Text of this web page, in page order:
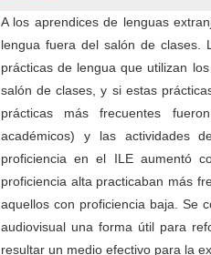
A los aprendices de lenguas
lengua fuera del salón de clases.
prácticas de lengua que utilizan
salón de clases, y si estas
prácticas más frecuentes
académicos) y las actividades
proficiencia en el ILE aumentó
proficiencia alta practicaban más
aquellos con proficiencia baja. Se
audiovisual una forma útil para
resultar un medio efectivo para la